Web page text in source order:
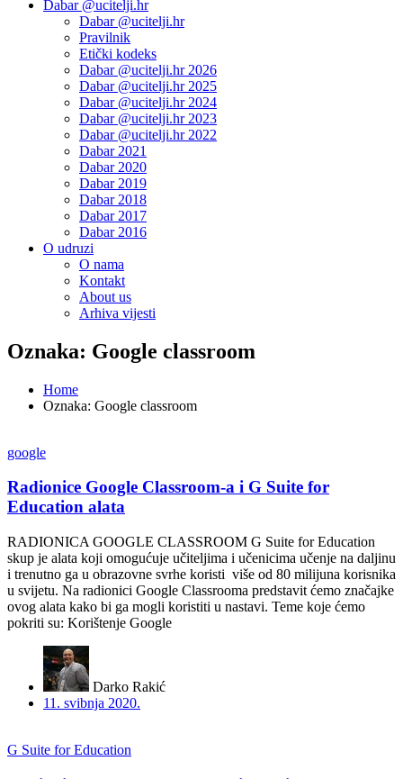
Dabar @ucitelji.hr
Dabar @ucitelji.hr
Pravilnik
Etički kodeks
Dabar @ucitelji.hr 2026
Dabar @ucitelji.hr 2025
Dabar @ucitelji.hr 2024
Dabar @ucitelji.hr 2023
Dabar @ucitelji.hr 2022
Dabar 2021
Dabar 2020
Dabar 2019
Dabar 2018
Dabar 2017
Dabar 2016
O udruzi
O nama
Kontakt
About us
Arhiva vijesti
Oznaka: Google classroom
Home
Oznaka: Google classroom
google
Radionice Google Classroom-a i G Suite for
Education alata
RADIONICA GOOGLE CLASSROOM G Suite for Education
skup je alata koji omogućuje učiteljima i učenicima učenje na daljinu
i trenutno ga u obrazovne svrhe koristi više od 80 milijuna korisnika
u svijetu. Na radionici Google Classrooma predstavit ćemo značajke
ovog alata kako bi ga mogli koristiti u nastavi. Teme koje ćemo
pokriti su: Korištenje Google
Darko Rakić
11. svibnja 2020.
G Suite for Education